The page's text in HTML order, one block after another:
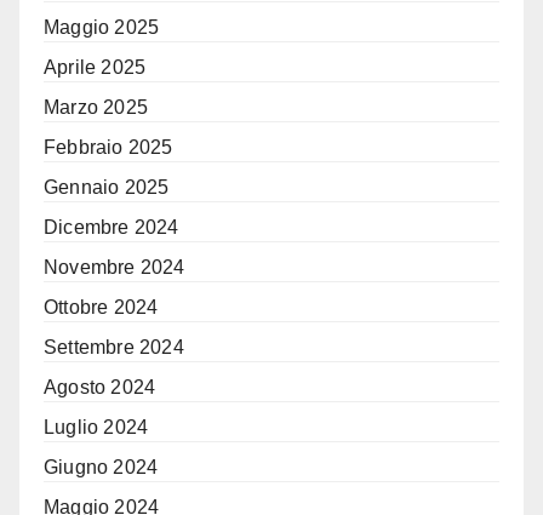
Maggio 2025
Aprile 2025
Marzo 2025
Febbraio 2025
Gennaio 2025
Dicembre 2024
Novembre 2024
Ottobre 2024
Settembre 2024
Agosto 2024
Luglio 2024
Giugno 2024
Maggio 2024